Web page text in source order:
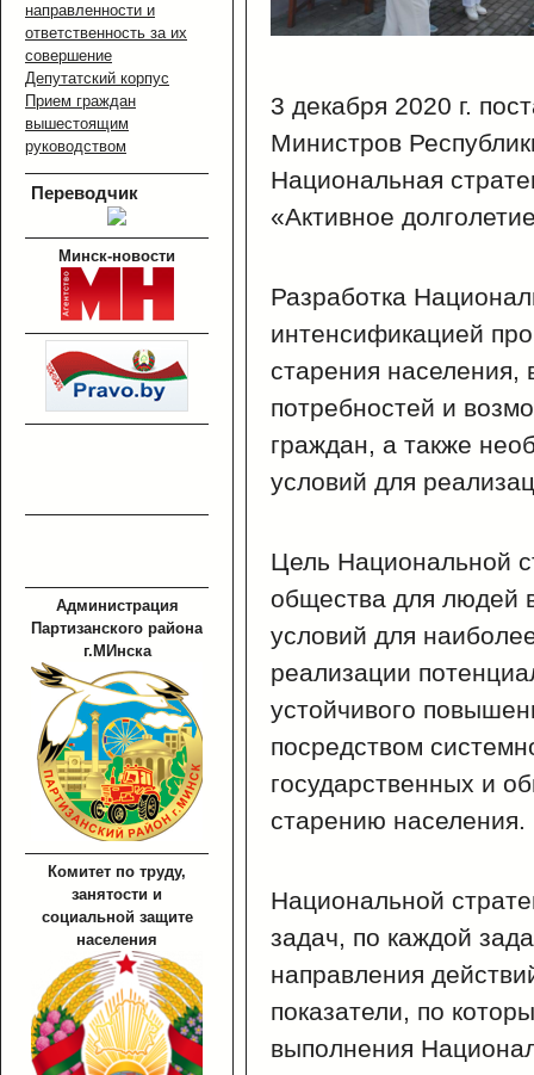
направленности и
ответственность за их
совершение
Депутатский корпус
Прием граждан
вышестоящим
руководством
Переводчик
Минск-новости
Администрация
Партизанского района
г.МИнска
Комитет по труду,
занятости и
социальной защите
населения
3 декабря 2020 г.
Министров
Национальная
«Активное
Разработка
интенсификацией
старения населения,
потребностей и
граждан, а также
условий для
Цель Национальной
общества для людей
условий для
реализации
устойчивого
посредством
государственных и
старению населения.
Национальной
задач, по каждой
направления
показатели, по
выполнения